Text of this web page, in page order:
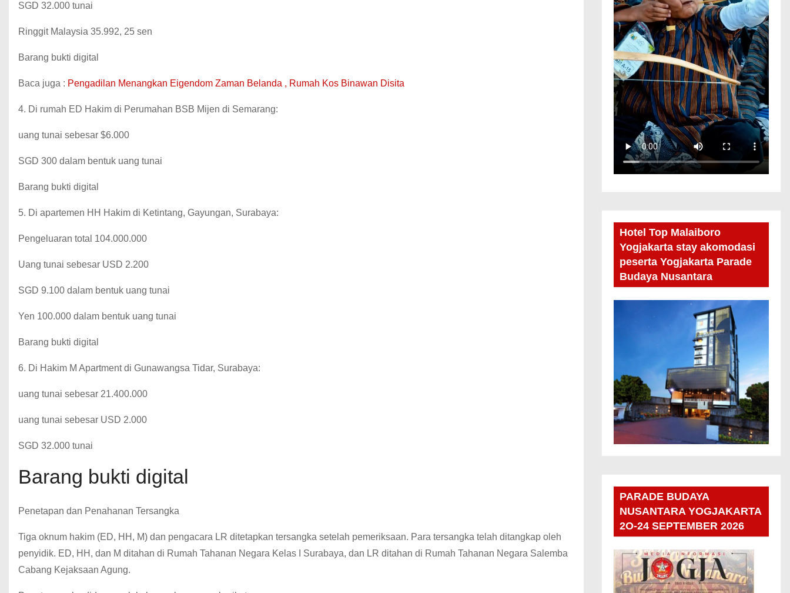
SGD 32.000 tunai
Ringgit Malaysia 35.992, 25 sen
Barang bukti digital
Baca juga : Pengadilan Menangkan Eigendom Zaman Belanda , Rumah Kos Binawan Disita
4. Di rumah ED Hakim di Perumahan BSB Mijen di Semarang:
uang tunai sebesar $6.000
SGD 300 dalam bentuk uang tunai
Barang bukti digital
5. Di apartemen HH Hakim di Ketintang, Gayungan, Surabaya:
Pengeluaran total 104.000.000
Uang tunai sebesar USD 2.200
SGD 9.100 dalam bentuk uang tunai
Yen 100.000 dalam bentuk uang tunai
Barang bukti digital
6. Di Hakim M Apartment di Gunawangsa Tidar, Surabaya:
uang tunai sebesar 21.400.000
uang tunai sebesar USD 2.000
SGD 32.000 tunai
Barang bukti digital
Penetapan dan Penahanan Tersangka
Tiga oknum hakim (ED, HH, M) dan pengacara LR ditetapkan tersangka setelah pemeriksaan. Para tersangka telah ditangkap oleh
penyidik. ED, HH, dan M ditahan di Rumah Tahanan Negara Kelas I Surabaya, dan LR ditahan di Rumah Tahanan Negara Salemba
Cabang Kejaksaan Agung.
Hotel Top Malaiboro
Yogjakarta stay akomodasi
peserta Yogjakarta Parade
Budaya Nusantara
PARADE BUDAYA
NUSANTARA YOGJAKARTA
2O-24 SEPTEMBER 2026